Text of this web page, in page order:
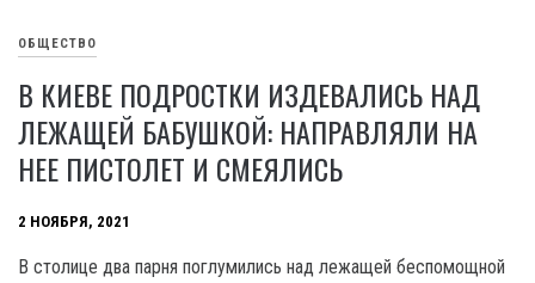
ОБЩЕСТВО
В КИЕВЕ ПОДРОСТКИ ИЗДЕВАЛИСЬ НАД
ЛЕЖАЩЕЙ БАБУШКОЙ: НАПРАВЛЯЛИ НА
НЕЕ ПИСТОЛЕТ И СМЕЯЛИСЬ
2 НОЯБРЯ, 2021
В столице два парня поглумились над лежащей беспомощной